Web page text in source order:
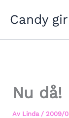
Candy
Nu då!
Av Linda / 2009/